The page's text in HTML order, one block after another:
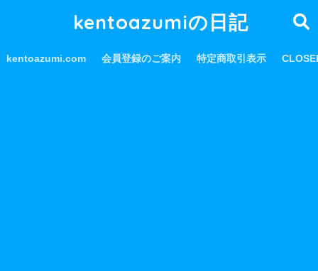
kentoazumiの日記
kentoazumi.com 会員登録のご案内 特定商取引表示